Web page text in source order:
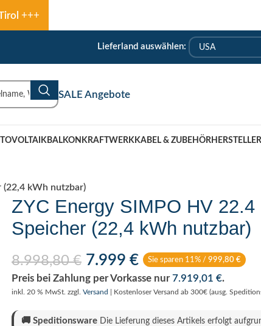
Lieferland auswählen:
SALE Angebote
BALKONKRAFTWERK KABEL & ZUBEHÖR HERSTELLER
(22,4 kWh nutzbar)
ZYC Energy SIMPO HV 22.4
Speicher (22,4 kWh nutzbar)
8.998,80€ 7.999 € Sie sparen 11% / 999,80 €
Preis bei Zahlung per Vorkasse nur7.919,01 €.
inkl. 20 % MwSt. zzgl. Versand | Kostenloser Versand ab 300€ (ausg.
🚚 Speditionsware Die Lieferung dieses Artikels erfolgt
+++